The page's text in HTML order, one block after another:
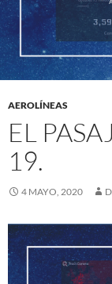
AEROLÍNEAS
EL
19.
4 MAYO, 2020